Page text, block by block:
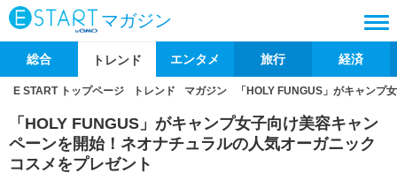
マガジン
総合 トレンド エンタメ 旅行 経済
E START トップページ トレンド マガジン 「HOLY FUNGUS」がキャンプ
「HOLY FUNGUS」がキャンプ女子向け美容キャン
ペーンを開始！ネオナチュラルの人気オーガニック
コスメをプレゼント